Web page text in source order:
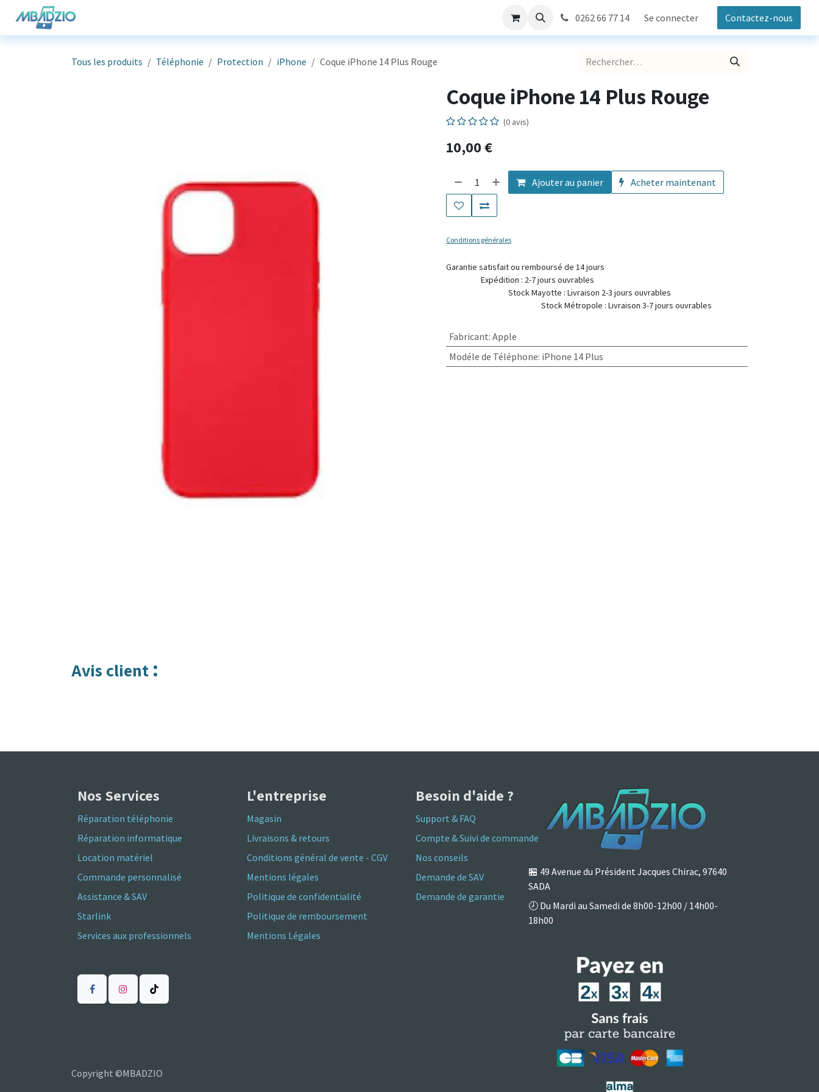
Se rendre au contenu
0262 66 77 14 Se connecter Contactez-nous
Tous les produits Téléphonie Protection iPhone Coque iPhone 14 Plus Rouge
Coque iPhone 14 Plus Rouge
(0 avis)
10,00€
Ajouter au panier Acheter maintenant
Conditions générales
Garantie satisfait ou remboursé de 14 jours
Expédition : 2-7 jours ouvrables
Stock Mayotte : Livraison 2-3 jours ouvrables
Stock Métropole : Livraison 3-7 jours ouvrables
Fabricant: Apple
Modéle de Téléphone: iPhone 14 Plus
Avis client :
L'entreprise
Magasin
Livraisons & retours
Conditions général de vente - CGV
Mentions légales
Politique de confidentialité
Politique de remboursement
Mentions Légales
Besoin d'aide ?
Support & FAQ
Compte & Suivi de commande
Nos conseils
Demande de SAV
Demande de garantie
Nos Services
Réparation téléphonie
Réparation informatique
Location matériel
Commande personnalisé
Assistance & SAV
Starlink
Services aux professionnels
🏪 49 Avenue du Président Jacques Chirac, 97640
SADA
🕗 Du Mardi au Samedi de 8h00-12h00 / 14h00-
18h00
Copyright ©MBADZIO